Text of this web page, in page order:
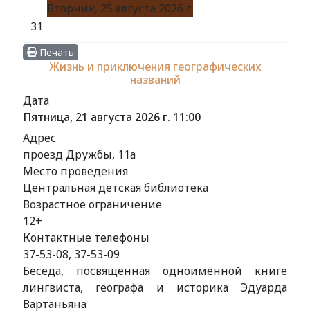
Вторник, 25 августа 2026 г.
31
Печать
Жизнь и приключения географических
названий
Дата
Пятница, 21 августа 2026 г. 11:00
Адрес
проезд Дружбы, 11а
Место проведения
Центральная детская библиотека
Возрастное ограничение
12+
Контактные телефоны
37-53-08, 37-53-09
Беседа, посвященная одноимённой книге
лингвиста, географа и историка Эдуарда
Вартаньяна